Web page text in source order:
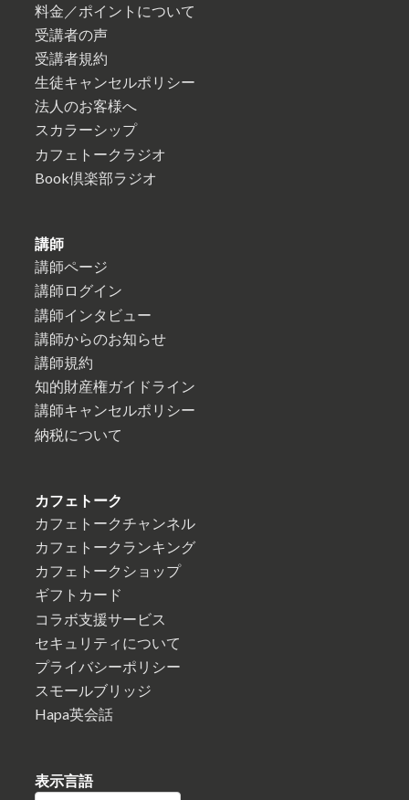
料金／ポイントについて
受講者の声
受講者規約
生徒キャンセルポリシー
法人のお客様へ
スカラーシップ
カフェトークラジオ
Book倶楽部ラジオ
講師
講師ページ
講師ログイン
講師インタビュー
講師からのお知らせ
講師規約
知的財産権ガイドライン
講師キャンセルポリシー
納税について
カフェトーク
カフェトークチャンネル
カフェトークランキング
カフェトークショップ
ギフトカード
コラボ支援サービス
セキュリティについて
プライバシーポリシー
スモールブリッジ
Hapa英会話
表示言語